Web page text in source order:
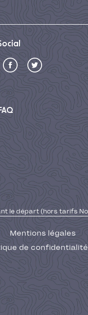
le départ (hors tarifs No
Mentions légales
de confidentialité